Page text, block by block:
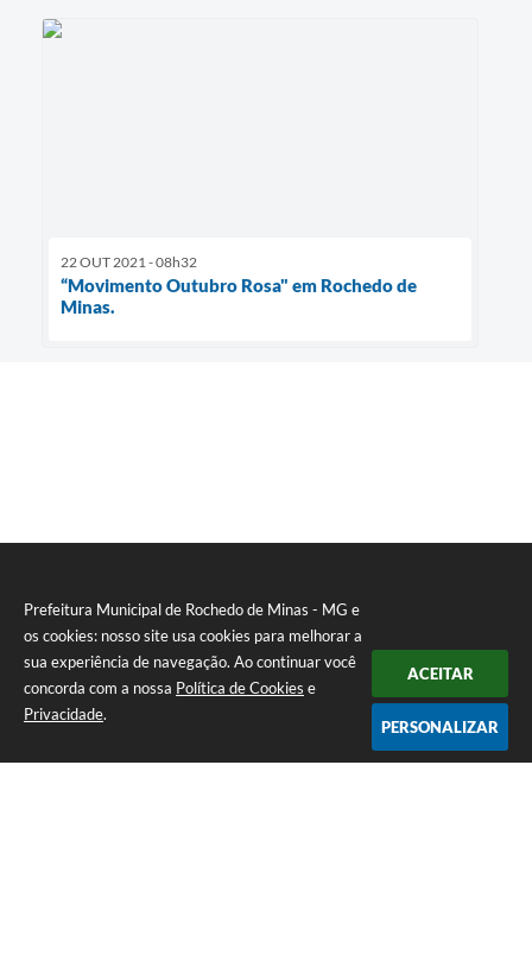
Prefeitura Municipal de Rochedo de Minas - MG e
os cookies: nosso site usa cookies para melhorar a
sua experiência de navegação. Ao continuar você
concorda com a nossa Política de Cookies e
Privacidade.
ACEITAR
PERSONALIZAR
22 OUT 2021 - 08h32
“Movimento Outubro Rosa" em Rochedo de
Minas.